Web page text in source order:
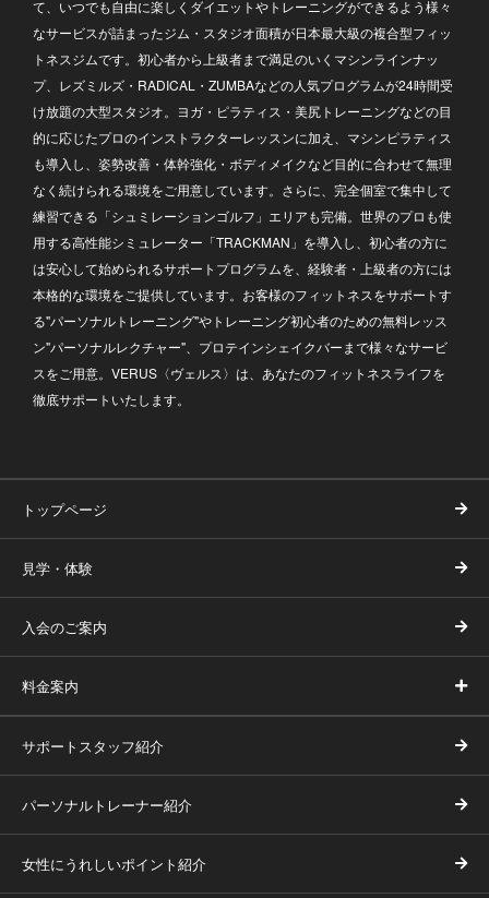
て、いつでも自由に楽しくダイエットやトレーニングができるよう様々
なサービスが詰まったジム・スタジオ面積が日本最大級の複合型フィッ
トネスジムです。初心者から上級者まで満足のいくマシンラインナッ
プ、レズミルズ・RADICAL・ZUMBAなどの人気プログラムが24時間受
け放題の大型スタジオ。ヨガ・ピラティス・美尻トレーニングなどの目
的に応じたプロのインストラクターレッスンに加え、マシンピラティス
も導入し、姿勢改善・体幹強化・ボディメイクなど目的に合わせて無理
なく続けられる環境をご用意しています。さらに、完全個室で集中して
練習できる「シュミレーションゴルフ」エリアも完備。世界のプロも使
用する高性能シミュレーター「TRACKMAN」を導入し、初心者の方に
は安心して始められるサポートプログラムを、経験者・上級者の方には
本格的な環境をご提供しています。お客様のフィットネスをサポートす
る"パーソナルトレーニング"やトレーニング初心者のための無料レッス
ン"パーソナルレクチャー"、プロテインシェイクバーまで様々なサービ
スをご用意。VERUS〈ヴェルス〉は、あなたのフィットネスライフを
徹底サポートいたします。
トップページ
見学・体験
入会のご案内
料金案内
サポートスタッフ紹介
パーソナルトレーナー紹介
女性にうれしいポイント紹介